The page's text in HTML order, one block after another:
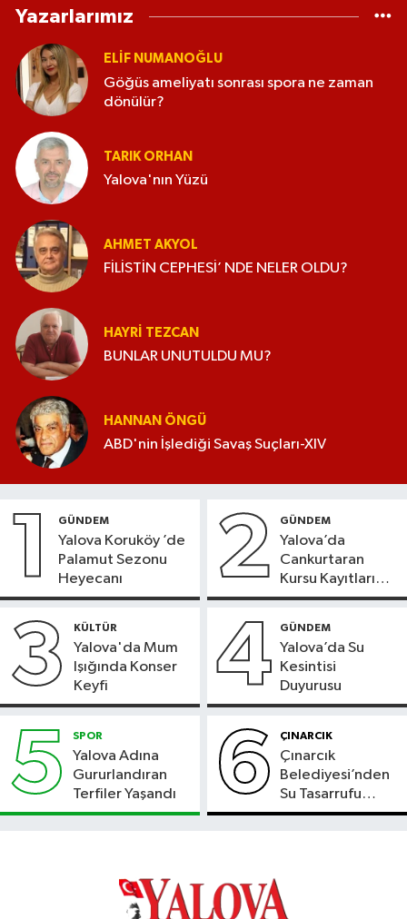
Yazarlarımız
ELİF NUMANOĞLU
Göğüs ameliyatı sonrası spora ne zaman
dönülür?
TARIK ORHAN
Yalova'nın Yüzü
AHMET AKYOL
FİLİSTİN CEPHESİ’ NDE NELER OLDU?
HAYRI TEZCAN
BUNLAR UNUTULDU MU?
HANNAN ÖNGÜ
ABD'nin İşlediği Savaş Suçları-XIV
1 GÜNDEM
Yalova Koruköy ’de
Palamut Sezonu
Heyecanı
2 GÜNDEM
Yalova’da
Cankurtaran
Kursu Kayıtları
Başladı
3 KÜLTÜR
Yalova'da Mum
Işığında Konser
Keyfi
4 GÜNDEM
Yalova’da Su
Kesintisi
Duyurusu
5 SPOR
Yalova Adına
Gururlandıran
Terfiler Yaşandı
6 ÇINARCIK
Çınarcık
Belediyesi’nden
Su Tasarrufu
Çağrısı